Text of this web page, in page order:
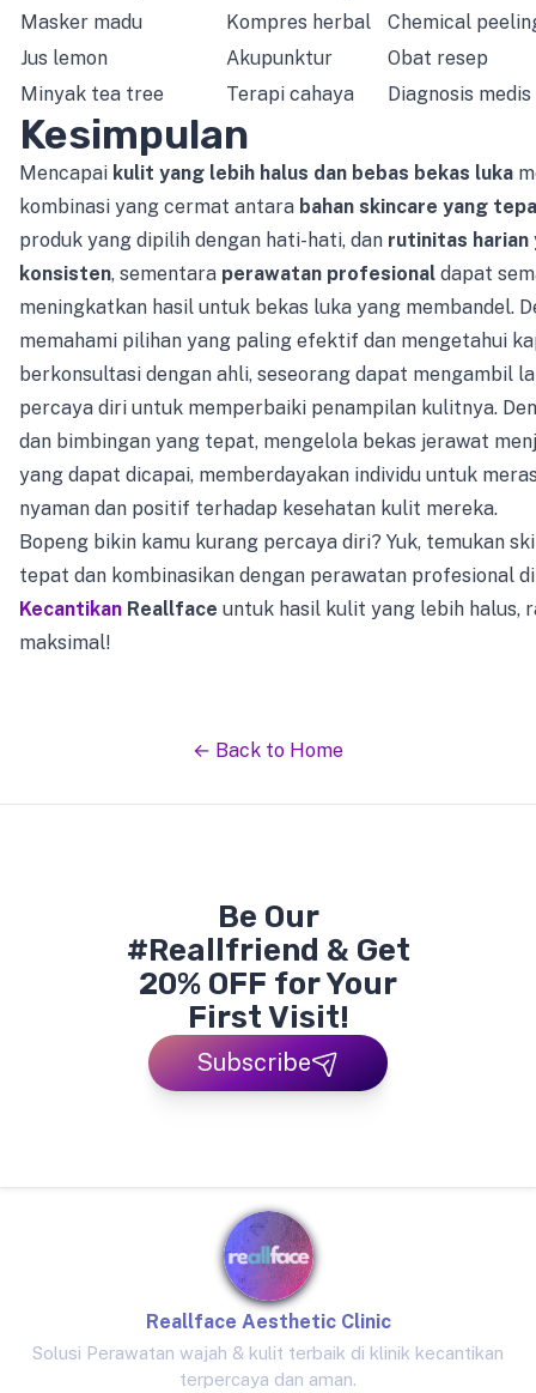
Masker madu
Kompres herbal
Chemical
Jus lemon
Akupunktur
Obat resep
Minyak tea tree
Terapi cahaya Diagnosis medis
Kesimpulan
Mencapai kulit yang lebih halus dan bebas bekas luka
kombinasi yang cermat antara bahan skincare yang
produk yang dipilih dengan hati-hati, dan rutinitas harian
konsisten, sementara perawatan profesional dapat
meningkatkan hasil untuk bekas luka yang membandel.
memahami pilihan yang paling efektif dan mengetahui
berkonsultasi dengan ahli, seseorang dapat mengambil
percaya diri untuk memperbaiki penampilan kulitnya.
dan bimbingan yang tepat, mengelola bekas jerawat
yang dapat dicapai, memberdayakan individu untuk
nyaman dan positif terhadap kesehatan kulit mereka.
Bopeng bikin kamu kurang percaya diri? Yuk, temukan
tepat dan kombinasikan dengan perawatan profesional
Kecantikan Reallface untuk hasil kulit yang lebih halus,
maksimal!
← Back to Home
Be Our
#Reallfriend & Get
20% OFF for Your
First Visit!
Subscribe
Reallface Aesthetic Clinic
Solusi Perawatan wajah & kulit terbaik di klinik kecantikan
terpercaya dan aman.